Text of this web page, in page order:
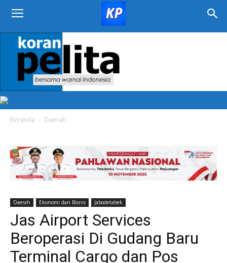
KORAN
PELITA
Beranda Daerah
Daerah Ekonomi dan Bisnis Jabodetabek
Jas Airport Services
Beroperasi Di Gudang Baru
Terminal Cargo dan Pos